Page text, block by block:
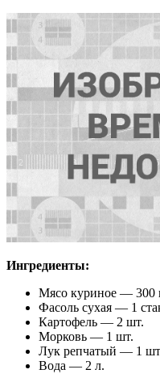
Ингредиенты:
Мясо куриное — 300
Фасоль сухая — 1
Картофель — 2 шт.
Морковь — 1 шт.
Лук репчатый — 1
Вода — 2 л.